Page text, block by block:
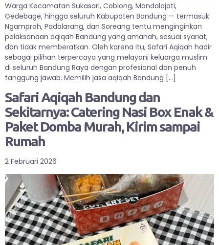
Warga Kecamatan Sukasari, Coblong, Mandalajati,
Gedebage, hingga seluruh Kabupaten Bandung — termasuk
Ngamprah, Padalarang, dan Soreang tentu menginginkan
pelaksanaan aqiqah Bandung yang amanah, sesuai syariat,
dan tidak memberatkan. Oleh karena itu, Safari Aqiqah hadir
sebagai pilihan terpercaya yang melayani keluarga muslim
di seluruh Bandung Raya dengan profesional dan penuh
tanggung jawab. Memilih jasa aqiqah Bandung […]
Safari Aqiqah Bandung dan
Sekitarnya: Catering Nasi Box Enak &
Paket Domba Murah, Kirim sampai
Rumah
2 Februari 2026